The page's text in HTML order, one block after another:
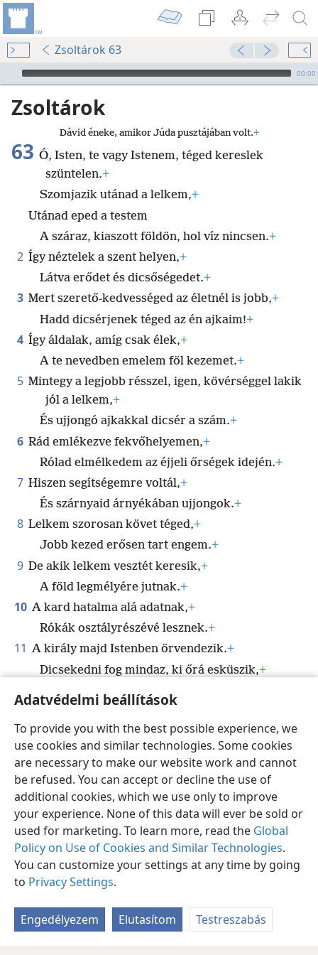
Adatvédelmi beállítások
To provide you with the best possible experience, we
use cookies and similar technologies. Some cookies
are necessary to make our website work and cannot
be refused. You can accept or decline the use of
additional cookies, which we use only to improve
your experience. None of this data will ever be sold or
used for marketing. To learn more, read the Global
Policy on Use of Cookies and Similar Technologies.
You can customize your settings at any time by going
to Privacy Settings.
Engedélyezem Elutasítom Testreszabás
Zsoltárok 63
Audio Player
00:00
Zsoltárok
Dávid éneke, amikor Júda pusztájában volt.+
63 Ó, Isten, te vagy Istenem, téged kereslek
szüntelen.+
Szomjazik utánad a lelkem,+
Utánad eped a testem
A száraz, kiaszott földön, hol víz nincsen.+
2 Így néztelek a szent helyen,+
Látva erődet és dicsőségedet.+
3 Mert szerető-kedvességed az életnél is jobb,+
Hadd dicsérjenek téged az én ajkaim!+
4 Így áldalak, amíg csak élek,+
A te nevedben emelem föl kezemet.+
5 Mintegy a legjobb résszel, igen, kövérséggel lakik
jól a lelkem,+
És ujjongó ajkakkal dicsér a szám.+
6 Rád emlékezve fekvőhelyemen,+
Rólad elmélkedem az éjjeli őrségek idején.+
7 Hiszen segítségemre voltál,+
És szárnyaid árnyékában ujjongok.+
8 Lelkem szorosan követ téged,+
Jobb kezed erősen tart engem.+
9 De akik lelkem vesztét keresik,+
A föld legmélyére jutnak.+
10 A kard hatalma alá adatnak,+
Rókák osztályrészévé lesznek.+
11 A király majd Istenben örvendezik.+
Dicsekedni fog mindaz, ki őrá esküszik,+
Magyar Megosztás Beállítások
Copyright © 2026 Watch Tower Bible and Tract Society of Pennsylvania
Felhasználási feltételek
Bizalmas információra vonatkozó szabályok
Adatvédelmi beállítások
JW.ORG Bejelentkezés